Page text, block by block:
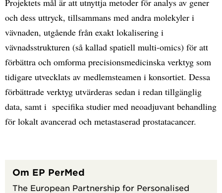
Projektets mål är att utnyttja metoder för analys av gener
och dess uttryck, tillsammans med andra molekyler i
vävnaden, utgående från exakt lokalisering i
vävnadsstrukturen (så kallad spatiell multi-omics) för att
förbättra och omforma precisionsmedicinska verktyg som
tidigare utvecklats av medlemsteamen i konsortiet. Dessa
förbättrade verktyg utvärderas sedan i redan tillgänglig
data, samt i specifika studier med neoadjuvant behandling
för lokalt avancerad och metastaserad prostatacancer.
Om EP PerMed
The European Partnership for Personalised